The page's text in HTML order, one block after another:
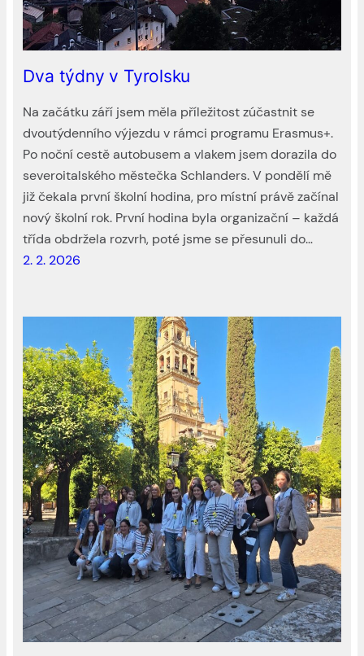
Dva týdny v Tyrolsku
Na začátku září jsem měla příležitost zúčastnit se
dvoutýdenního výjezdu v rámci programu Erasmus+.
Po noční cestě autobusem a vlakem jsem dorazila do
severoitalského městečka Schlanders. V pondělí mě
již čekala první školní hodina, pro místní právě začínal
nový školní rok. První hodina byla organizační – každá
třída obdržela rozvrh, poté jsme se přesunuli do…
2. 2. 2026